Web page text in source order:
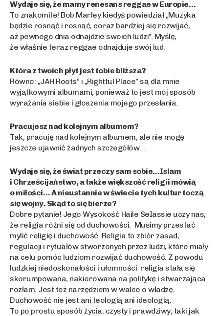
Wydaje się, że mamy renesans reggae w Europie…
To znakomite! Bob Marley kiedyś powiedział „Muzyka
będzie rosnąć i rosnąć, coraz bardziej się rozwijać,
aż pewnego dnia odnajdzie swoich ludzi”. Myślę,
że właśnie teraz reggae odnajduje swój lud.
Która z twoich płyt jest tobie bliższa?
Równo: „JAH Roots” i „Rightful Place” są dla mnie
wyjątkowymi albumami, ponieważ to jest mój sposób
wyrażania siebie i głoszenia mojego przesłania.
Pracujesz nad kolejnym albumem?
Tak, pracuję nad kolejnym albumem, ale nie mogę
jeszcze ujawnić żadnych szczegółów…
Wydaje się, że świat przeczy sam sobie…Islam
i Chrześcijaństwo, a także większość religii mówią
o miłości… A nieustannie w świecie tych kultur toczą
się wojny. Skąd to się bierze?
Dobre pytanie! Jego Wysokość Haile SeIassie uczy nas,
że religia różni się od duchowości. Musimy przestać
mylić religię i duchowość. Religia to zbiór zasad,
regulacji i rytuałów stworzonych przez ludzi, które miały
na celu pomóc ludziom rozwijać duchowość. Z powodu
ludzkiej niedoskonałości i ułomności religia stała się
skorumpowana, nakierowana na politykę i stwarzająca
rozłam. Jest też narzędziem w walce o władzę.
Duchowość nie jest ani teologią ani ideologią.
To po prostu sposób życia, czysty i prawdziwy, taki jak